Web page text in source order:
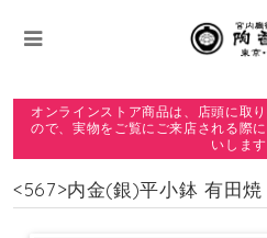
オンラインストア商品は、店頭に取
ので、実物をご覧にご来店される際
いします
<567>内金(銀)平小鉢 有田焼